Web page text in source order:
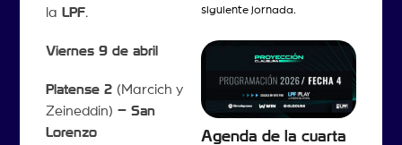
la LPF.
Viernes 9 de abril
Platense 2 (Marcich y
Zeineddin) – San
Lorenzo
siguiente jornada.
Agenda de la cuarta